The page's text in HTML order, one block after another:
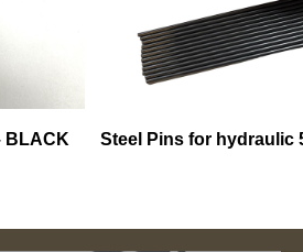
BLACK Steel Pins for hydraulic